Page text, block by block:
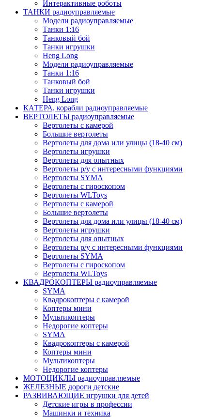
Интерактивные роботы
ТАНКИ радиоуправляемые
Модели радиоуправляемые
Танки 1:16
Танковый бой
Танки игрушки
Heng Long
Модели радиоуправляемые
Танки 1:16
Танковый бой
Танки игрушки
Heng Long
КАТЕРА, корабли радиоуправляемые
ВЕРТОЛЕТЫ радиоуправляемые
Вертолеты с камерой
Большие вертолеты
Вертолеты для дома или улицы (18-40 см)
Вертолеты игрушки
Вертолеты для опытных
Вертолеты р/у с интересными функциями
Вертолеты SYMA
Вертолеты с гироскопом
Вертолеты WLToys
Вертолеты с камерой
Большие вертолеты
Вертолеты для дома или улицы (18-40 см)
Вертолеты игрушки
Вертолеты для опытных
Вертолеты р/у с интересными функциями
Вертолеты SYMA
Вертолеты с гироскопом
Вертолеты WLToys
КВАДРОКОПТЕРЫ радиоуправляемые
SYMA
Квадрокоптеры с камерой
Коптеры мини
Мультикоптеры
Недорогие коптеры
SYMA
Квадрокоптеры с камерой
Коптеры мини
Мультикоптеры
Недорогие коптеры
МОТОЦИКЛЫ радиоуправляемые
ЖЕЛЕЗНЫЕ дороги детские
РАЗВИВАЮЩИЕ игрушки для детей
Детские игры в профессии
Машинки и техника